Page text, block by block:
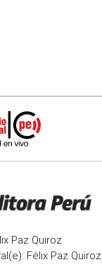
Paz Quiroz
Félix Paz Quiroz